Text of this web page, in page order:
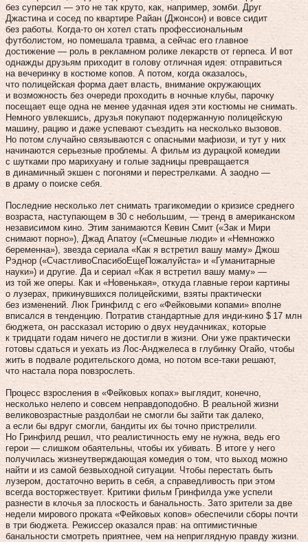
без суперсил — это не так круто, как, например, зомби. Друг
Джастина и сосед по квартире Райан (Джонсон) и вовсе сидит
без работы. Когда‑то он хотел стать профессиональным
футболистом, но помешала травма, а сейчас его главное
достижение — роль в рекламном ролике лекарств от герпеса. И вот
однажды друзьям приходит в голову отличная идея: отправиться
на вечеринку в костюме копов. А потом, когда оказалось,
что полицейская форма дает власть, внимание окружающих
и возможность без очереди проходить в ночные клубы, парочку
посещает еще одна не менее удачная идея эти костюмы не снимать.
Немного увлекшись, друзья покупают подержанную полицейскую
машину, рацию и даже успевают съездить на несколько вызовов.
Но потом случайно связываются с опасными мафиози, и тут у них
начинаются серьезные проблемы. А фильм из дурацкой комедии
с шутками про марихуану и голые задницы превращается
в динамичный экшен с погонями и перестрелками. А заодно —
в драму о поиске себя.
Последние несколько лет снимать трагикомедии о кризисе среднего
возраста, наступающем в 30 с небольшим, — тренд в американском
независимом кино. Этим занимаются Кевин Смит («Зак и Мири
снимают порно»), Джад Апатоу («Смешные люди» и «Немножко
беременна»), звезда сериала «Как я встретил вашу маму» Джош
Рэднор («СчастливоСпасибоЕщеПожалуйста» и «Гуманитарные
науки») и другие. Да и сериал «Как я встретил вашу маму» —
из той же оперы. Как и «Новенькая», откуда главные герои картины
о лузерах, прикинувшихся полицейскими, взяты практически
без изменений. Люк Гринфилд с его «Фейковыми копами» вполне
вписался в тенденцию. Потратив стандартные для инди-кино $ 17 млн
бюджета, он рассказал историю о двух неудачниках, которые
к тридцати годам ничего не достигли в жизни. Они уже практически
готовы сдаться и уехать из Лос-Анджелеса в глубинку Огайо, чтобы
жить в подвале родительского дома, но потом все‑таки решают,
что настала пора повзрослеть.
Процесс взросления в «Фейковых копах» выглядит, конечно,
несколько нелепо и совсем неправдоподобно. В реальной жизни
великовозрастные раздолбаи не смогли бы зайти так далеко,
а если бы вдруг смогли, бандиты их бы точно пристрелили.
Но Гринфилд решил, что реалистичность ему не нужна, ведь его
герои — слишком обаятельны, чтобы их убивать. В итоге у него
получилась жизнеутверждающая комедия о том, что выход можно
найти и из самой безвыходной ситуации. Чтобы перестать быть
лузером, достаточно верить в себя, а справедливость при этом
всегда восторжествует. Критики фильм Гринфилда уже успели
разнести в клочья за плоскость и банальность. Зато зрители за две
недели мирового проката «Фейковых копов» обеспечили сборы почти
в три бюджета. Режиссер оказался прав: на оптимистичные
банальности смотреть приятнее, чем на неприглядную правду жизни.